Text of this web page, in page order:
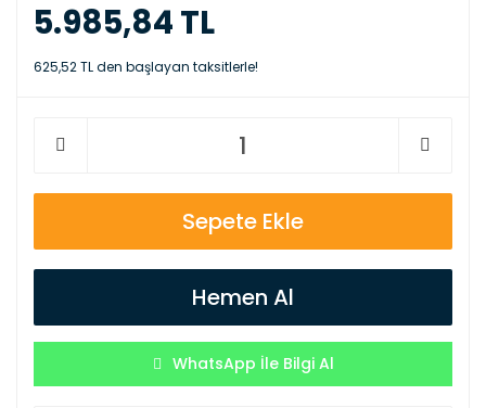
5.985,84 TL
625,52 TL den başlayan taksitlerle!
Sepete Ekle
Hemen Al
WhatsApp İle Bilgi Al